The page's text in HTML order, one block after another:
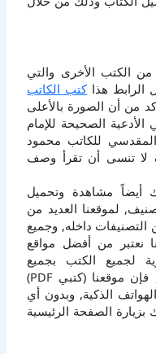
من الكتب الأخرى والتي
الرابط هذاكتب الكاتب
من أن الصورة بالأعلى
الصحيحة للإمام
للكاتب محمود
لا تنسى أن تقرأ وصف
أيضاً مشاهدة وتحميل
لموقعنا العديد من
التصنيفات داخله, وجميع
كما وأننا نعتبر من أفضل مواقع
لجميع الكتب بجميع
تخصصاتها, وبالنسبة لتصفح الموقع, فإن موقعنا (كتبي PDF)
الذكية, وبدون أي
الصفحة الرئيسية